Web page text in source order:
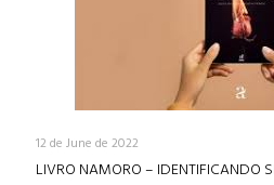
12 de June de 2022
LIVRO NAMORO – IDENTIFICANDO